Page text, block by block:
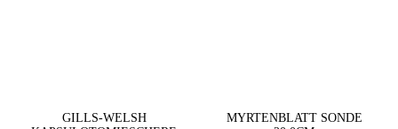
GILLS-WELSH
MYRTENBLATT SONDE